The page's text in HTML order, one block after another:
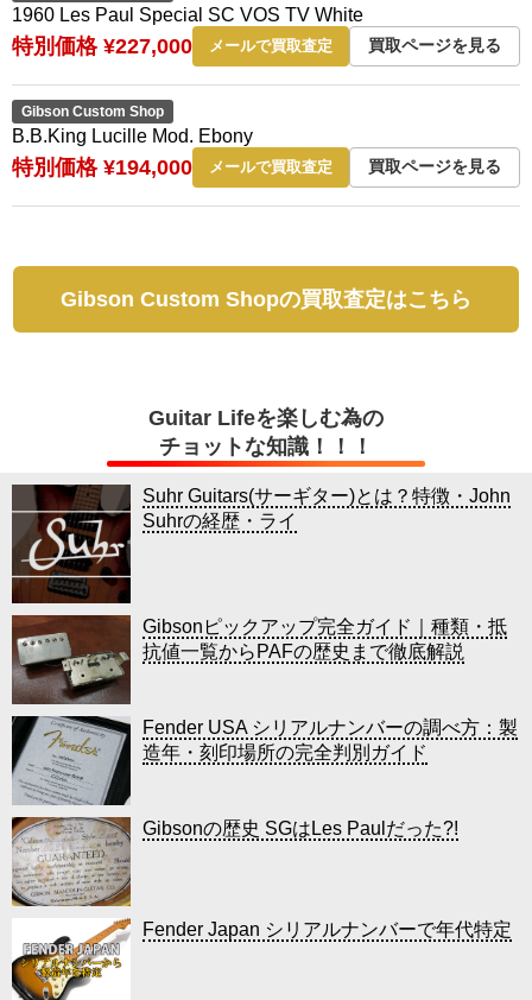
1960 Les Paul Special SC VOS TV White
特別価格 ¥227,000 メールで買取査定 買取ページを見る
Gibson Custom Shop
B.B.King Lucille Mod. Ebony
特別価格 ¥194,000 メールで買取査定 買取ページを見る
Gibson Custom Shopの買取査定はこちら
Guitar Lifeを楽しむ為の
チョットな知識！！！
Suhr Guitars(サーギター)とは？特徴・John
Suhrの経歴・ライ
Gibsonピックアップ完全ガイド｜種類・抵
抗値一覧からPAFの歴史まで徹底解説
Fender USA シリアルナンバーの調べ方：製
造年・刻印場所の完全判別ガイド
Gibsonの歴史 SGはLes Paulだった?!
Fender Japan シリアルナンバーで年代特定